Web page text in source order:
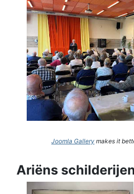
Joomla Gallery makes it
Ariëns